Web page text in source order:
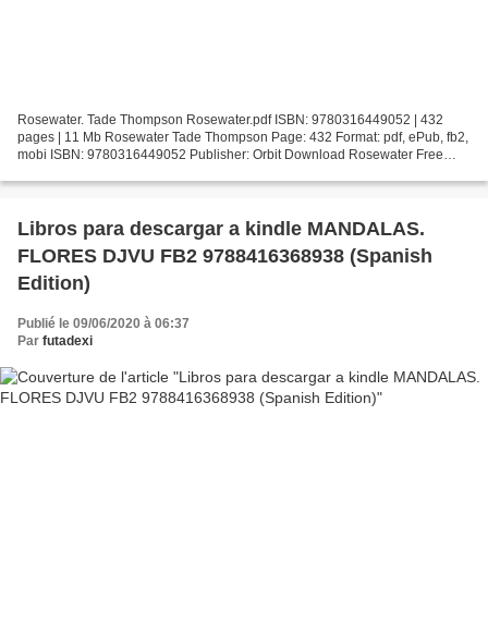
Rosewater. Tade Thompson Rosewater.pdf ISBN: 9780316449052 | 432
pages | 11 Mb Rosewater Tade Thompson Page: 432 Format: pdf, ePub, fb2,
mobi ISBN: 9780316449052 Publisher: Orbit Download Rosewater Free
Libros para descargar a kindle MANDALAS.
FLORES DJVU FB2 9788416368938 (Spanish
Edition)
Publié le 09/06/2020 à 06:37
Par futadexi